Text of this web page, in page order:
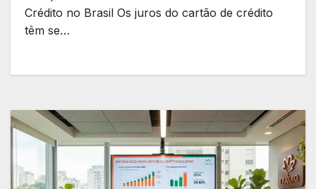
Crédito no Brasil Os juros do cartão de crédito
têm se…